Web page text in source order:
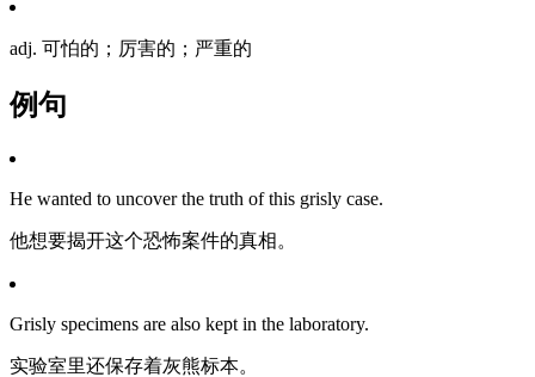
adj. 可怕的；厉害的；严重的
例句
He wanted to uncover the truth of this grisly case.
他想要揭开这个恐怖案件的真相。
Grisly specimens are also kept in the laboratory.
实验室里还保存着灰熊标本。